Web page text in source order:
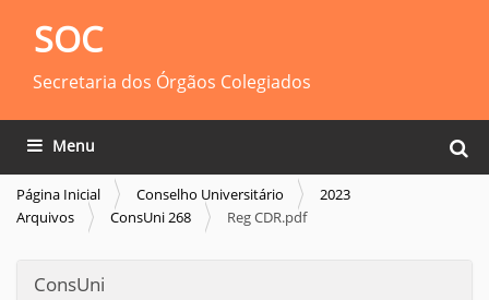
SOC
Secretaria dos Órgãos Colegiados
Busca
Toggle navigation
Página Inicial Conselho Universitário
2023
Arquivos
ConsUni 268 Reg CDR.pdf
ConsUni